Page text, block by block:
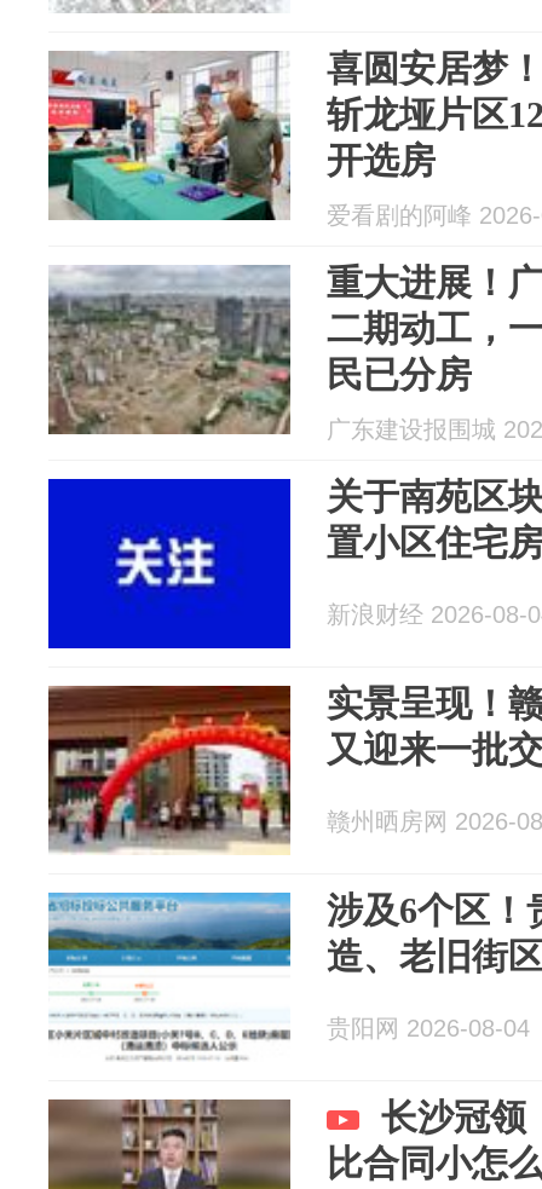
喜圆安居梦
斩龙垭片区
开选房
爱看剧的阿峰
重大进展！
二期动工，
民已分房
广东建设报围城
关于南苑区
置小区住宅
新浪财经 2026-08-
实景呈现！
又迎来一批
赣州晒房网 2026-
涉及6个区！
造、老旧街
贵阳网 2026-08-04
长沙冠领
比合同小怎